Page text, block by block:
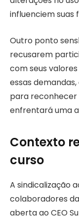
influenciem suas
Outro ponto
recusarem
com seus
essas
para
enfrentará uma
Contexto
curso
A sindicalização
colaboradores
aberta ao CEO